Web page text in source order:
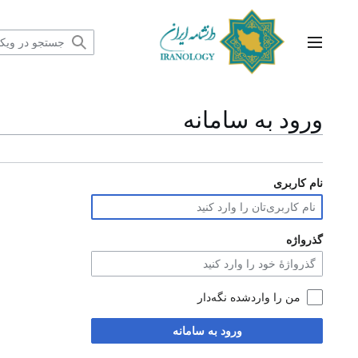
منوی اصلی
ورود به سامانه
نام کاربری
گذرواژه
من را واردشده نگه‌دار
ورود به سامانه